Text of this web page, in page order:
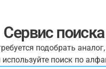
Сервис
подобрать
поиск по